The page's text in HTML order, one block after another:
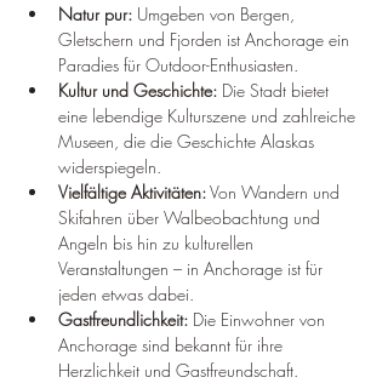
Natur pur: Umgeben von Bergen,
Gletschern und Fjorden ist Anchorage ein
Paradies für Outdoor-Enthusiasten.
Kultur und Geschichte: Die Stadt bietet
eine lebendige Kulturszene und zahlreiche
Museen, die die Geschichte Alaskas
widerspiegeln.
Vielfältige Aktivitäten: Von Wandern und
Skifahren über Walbeobachtung und
Angeln bis hin zu kulturellen
Veranstaltungen – in Anchorage ist für
jeden etwas dabei.
Gastfreundlichkeit: Die Einwohner von
Anchorage sind bekannt für ihre
Herzlichkeit und Gastfreundschaft.